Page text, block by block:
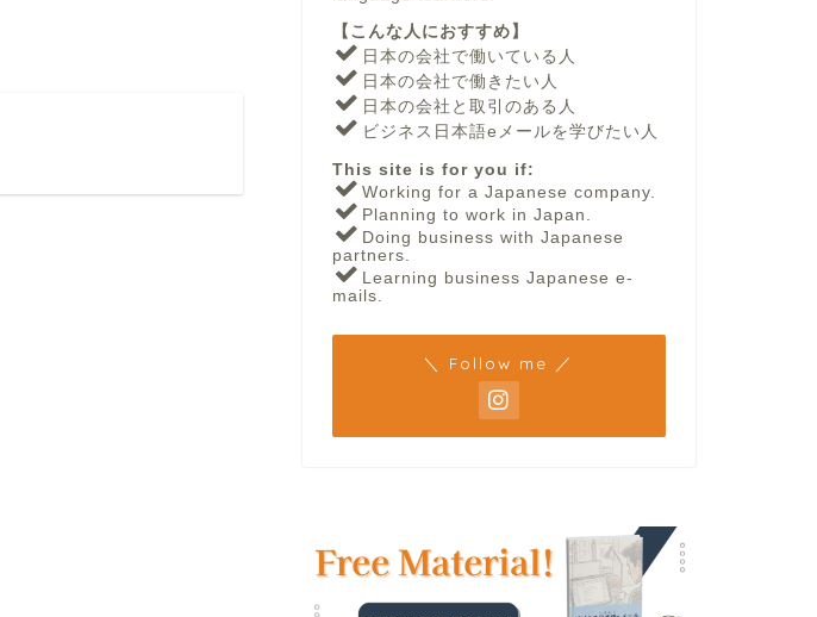
【こんな人におすすめ】
日本の会社で働いている人
日本の会社で働きたい人
日本の会社と取引のある人
ビジネス日本語eメールを学びたい人
This site is for you if:
Working for a Japanese company.
Planning to work in Japan.
Doing business with Japanese
partners.
Learning business Japanese e-
mails.
＼ Follow me ／